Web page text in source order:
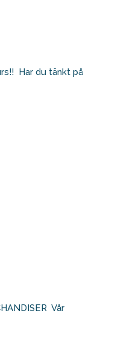
Har du tänkt på
Vår